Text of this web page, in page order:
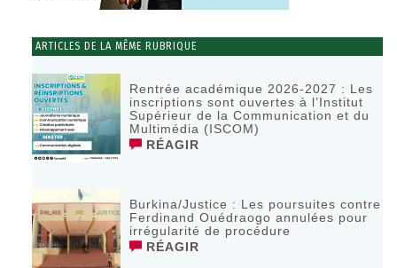
ARTICLES DE LA MÊME RUBRIQUE
Rentrée académique 2026-2027 : Les
inscriptions sont ouvertes à l’Institut
Supérieur de la Communication et du
Multimédia (ISCOM)
RÉAGIR
Burkina/Justice : Les poursuites contre
Ferdinand Ouédraogo annulées pour
irrégularité de procédure
RÉAGIR